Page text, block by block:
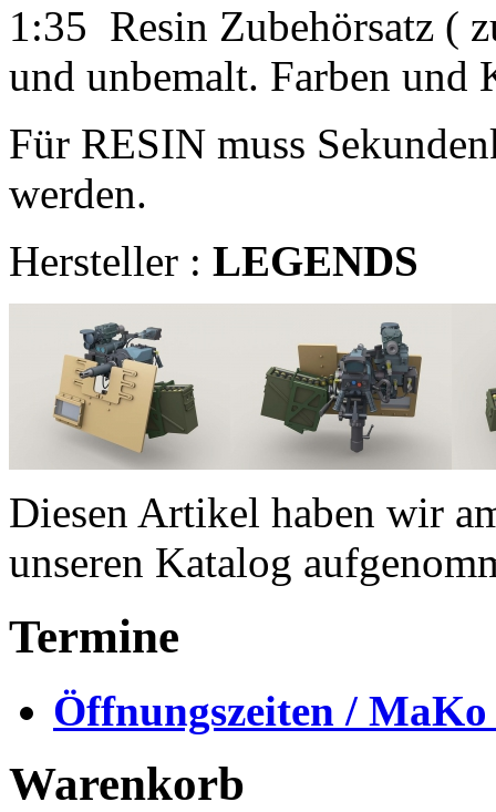
1:35 Resin Zubehörsatz (
und unbemalt. Farben und
Für RESIN muss
werden.
Hersteller : LEGENDS
Diesen Artikel haben wir
unseren Katalog
Termine
Öffnungszeiten /
Warenkorb